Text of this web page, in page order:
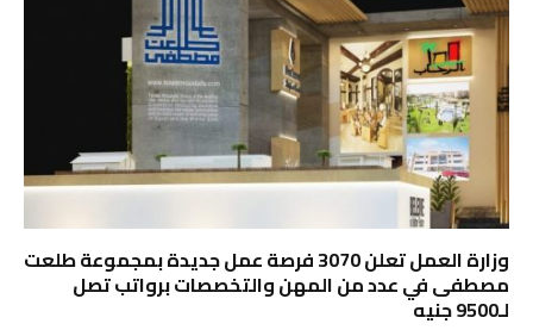
وزارة العمل تعلن 3070 فرصة عمل جديدة بمجموعة طلعت
مصطفى في عدد من المهن والتخصصات برواتب تصل
لـ9500 جنيه